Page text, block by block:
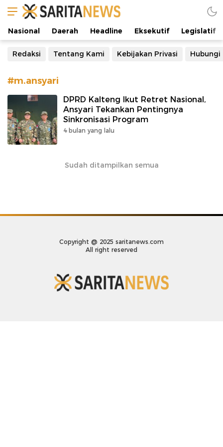
Manifestasi Arus Kebenaran
Nasional Daerah Headline Eksekutif Legislatif
Redaksi Tentang Kami Kebijakan Privasi Hubungi
#m.ansyari
DPRD Kalteng Ikut Retret Nasional,
Ansyari Tekankan Pentingnya
Sinkronisasi Program
4 bulan yang lalu
Sudah ditampilkan semua
Copyright @ 2025 saritanews.com
All right reserved